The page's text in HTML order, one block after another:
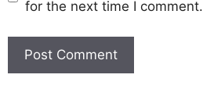
for the next time I comment.